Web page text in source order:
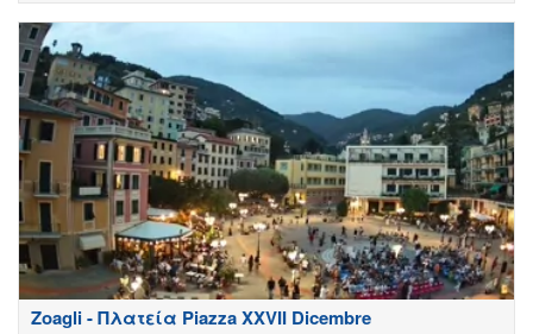
Zoagli - Πλατεία Piazza XXVII Dicembre